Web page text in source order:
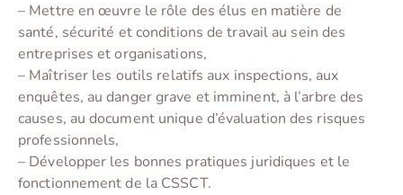
– Mettre en œuvre le rôle des élus en matière de
santé, sécurité et conditions de travail au sein des
entreprises et organisations,
– Maîtriser les outils relatifs aux inspections, aux
enquêtes, au danger grave et imminent, à l’arbre des
causes, au document unique d’évaluation des risques
professionnels,
– Développer les bonnes pratiques juridiques et le
fonctionnement de la CSSCT.